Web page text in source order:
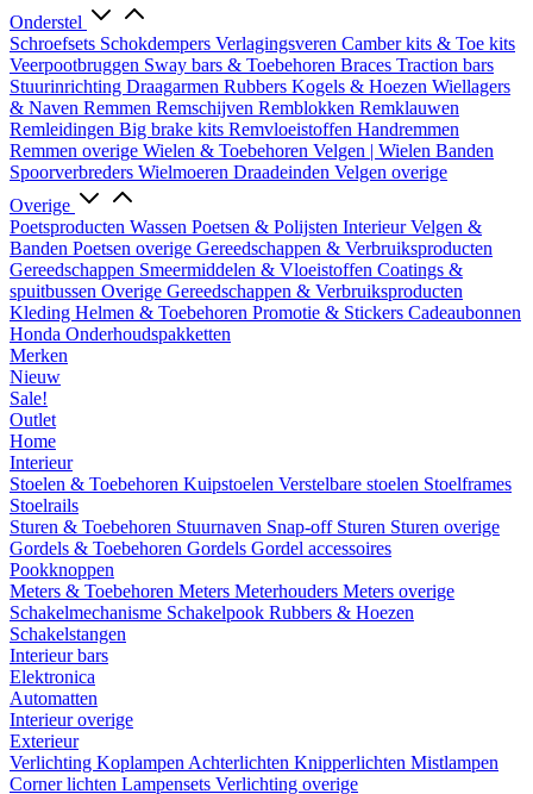
Onderstel
Schroefsets Schokdempers Verlagingsveren Camber kits & Toe kits
Veerpootbruggen Sway bars & Toebehoren Braces Traction bars
Stuurinrichting Draagarmen Rubbers Kogels & Hoezen Wiellagers
& Naven Remmen Remschijven Remblokken Remklauwen
Remleidingen Big brake kits Remvloeistoffen Handremmen
Remmen overige Wielen & Toebehoren Velgen | Wielen Banden
Spoorverbreders Wielmoeren Draadeinden Velgen overige
Overige
Poetsproducten Wassen Poetsen & Polijsten InterieurVelgen &
Banden Poetsen overige Gereedschappen & Verbruiksproducten
Gereedschappen Smeermiddelen & Vloeistoffen Coatings &
spuitbussen Overige Gereedschappen & Verbruiksproducten
Kleding Helmen & Toebehoren Promotie & Stickers Cadeaubonnen
Honda Onderhoudspakketten
Merken
Nieuw
Sale!
Outlet
Home
Interieur
Stoelen & Toebehoren Kuipstoelen Verstelbare stoelen Stoelframes
Stoelrails
Sturen & Toebehoren Stuurnaven Snap-off Sturen Sturen overige
Gordels & Toebehoren Gordels Gordel accessoires
Pookknoppen
Meters & Toebehoren Meters Meterhouders Meters overige
Schakelmechanisme Schakelpook Rubbers & Hoezen
Schakelstangen
Interieur bars
Elektronica
Automatten
Interieur overige
Exterieur
Verlichting Koplampen Achterlichten Knipperlichten Mistlampen
Corner lichten Lampensets Verlichting overige